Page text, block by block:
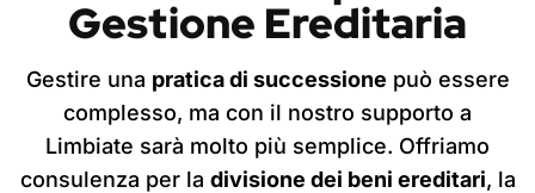
Gestione Ereditaria
Gestire una pratica di successione può essere
complesso, ma con il nostro supporto a
Limbiate sarà molto più semplice. Offriamo
consulenza per la divisione dei beni ereditari, la